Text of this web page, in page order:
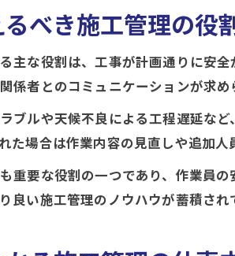
施
資格や
施
施
資
未
施
べき施工管理の役
主な役割は、工事が計画通りに安
係者とのコミュニケーションが求め
ブルや天候不良による工程遅延な
た場合は作業内容の見直しや追加
重要な役割の一つであり、作業員
良い施工管理のノウハウが蓄積され